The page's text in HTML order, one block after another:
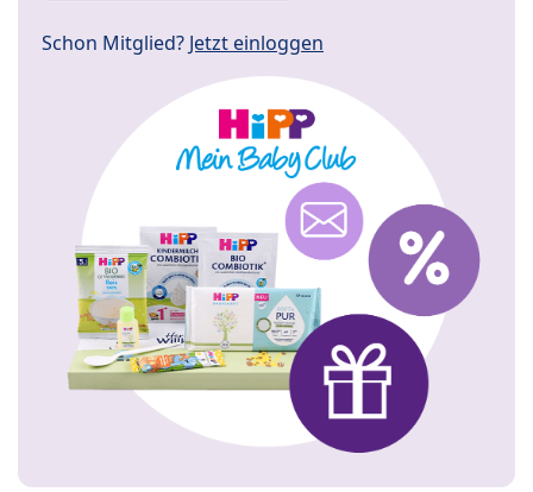
Schon Mitglied? Jetzt einloggen